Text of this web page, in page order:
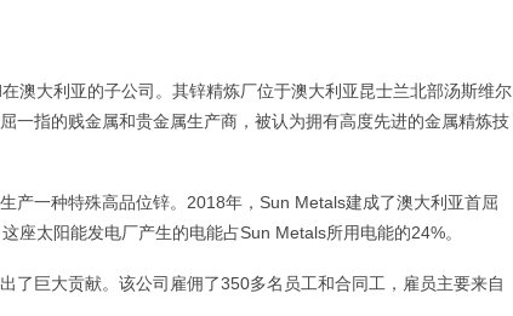
澳大利亚的子公司。其锌精炼厂位于澳大利亚昆士兰北部汤斯维尔
一指的贱金属和贵金属生产商，被认为拥有高度先进的金属精炼技
产一种特殊高品位锌。2018年，Sun Metals建成了澳大利亚首屈
座太阳能发电厂产生的电能占Sun Metals所用电能的24%。
了巨大贡献。该公司雇佣了350多名员工和合同工，雇员主要来自